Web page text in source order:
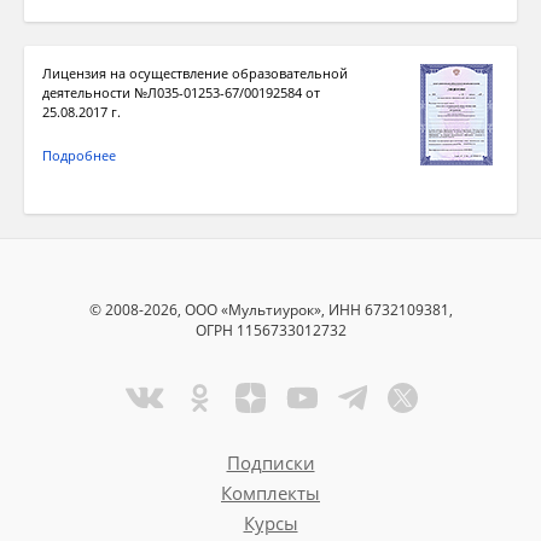
Лицензия на осуществление образовательной
деятельности №Л035-01253-67/00192584 от
25.08.2017 г.
Подробнее
© 2008-2026, ООО «Мультиурок», ИНН 6732109381,
ОГРН 1156733012732
Подписки
Комплекты
Курсы